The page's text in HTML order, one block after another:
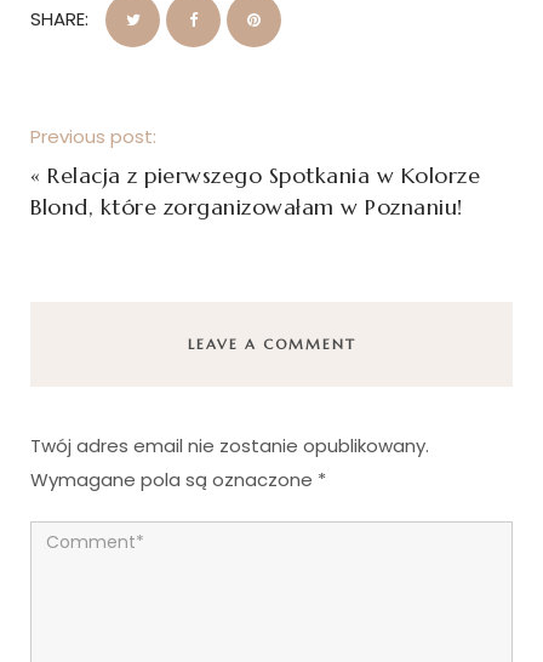
SHARE:
Previous post:
« Relacja z pierwszego Spotkania w Kolorze
Blond, które zorganizowałam w Poznaniu!
LEAVE A COMMENT
Twój adres email nie zostanie opublikowany.
Wymagane pola są oznaczone *